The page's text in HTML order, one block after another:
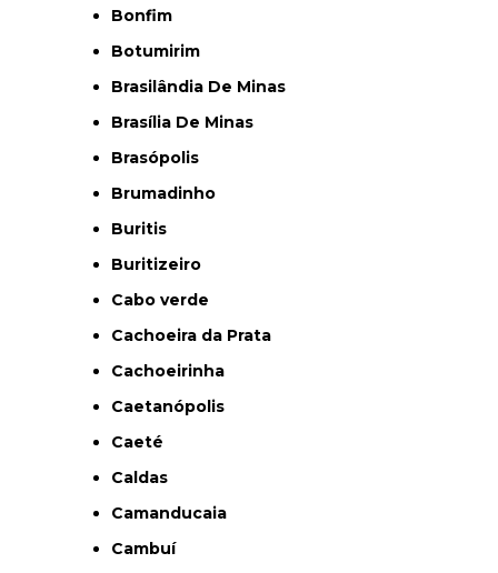
Bonfim
Botumirim
Brasilândia De Minas
Brasília De Minas
Brasópolis
Brumadinho
Buritis
Buritizeiro
Cabo verde
Cachoeira da Prata
Cachoeirinha
Caetanópolis
Caeté
Caldas
Camanducaia
Cambuí